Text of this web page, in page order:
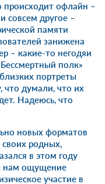
происходит офлайн –
совсем другое –
памяти
занижена
– какие-то негодяи
полк»
портреты
что думали, что их
Надеюсь, что
новых форматов
родных,
в этом году
нам ощущение
участие в